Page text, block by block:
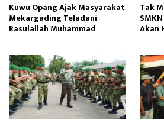
Kuwu Opang Ajak Masyarakat
Mekargading Teladani
Rasulallah Muhammad
Tak
Akan